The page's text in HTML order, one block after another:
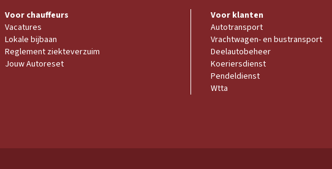
Voor chauffeurs
Vacatures
Lokale bijbaan
Reglement ziekteverzuim
Jouw Autoreset
Voor klanten
Autotransport
Vrachtwagen- en bustransport
Deelautobeheer
Koeriersdienst
Pendeldienst
Wtta